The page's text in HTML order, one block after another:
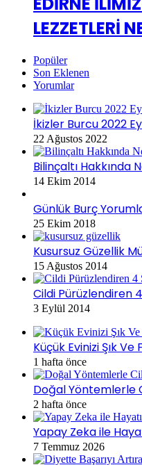
LEZZETLERİ
Popüler
Son Eklenen
Yorumlar
İkizler Burcu 2022
22 Ağustos 2022
Bilinçaltı Hakkında
14 Ekim 2014
Günlük Burç
25 Ekim 2018
Kusursuz Güzellik
15 Ağustos 2014
Cildi Pürüzlendiren
3 Eylül 2014
Küçük Evinizi Şık
1 hafta önce
Doğal Yöntemlerle
2 hafta önce
Yapay Zeka ile
7 Temmuz 2026